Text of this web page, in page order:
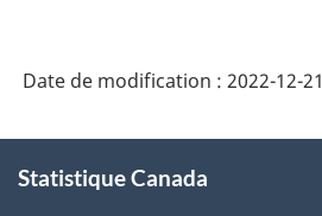
Date de modification : 2022-12-21
propos
Statistique Canada